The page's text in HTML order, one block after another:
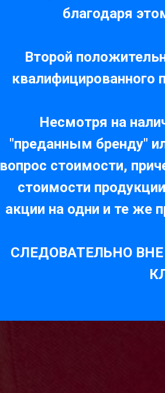
благодаря
Второй
квалифицированного
Несмотря на
"преданным бренду"
вопрос стоимости,
стоимости
акции на одни и те же
СЛЕДОВАТЕЛЬНО